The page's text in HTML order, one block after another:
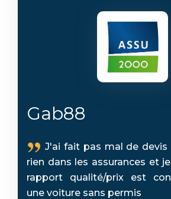
Gab88
J'ai fait pas mal de devis
rien dans les assurances et
rapport qualité/prix est
une voiture sans permis